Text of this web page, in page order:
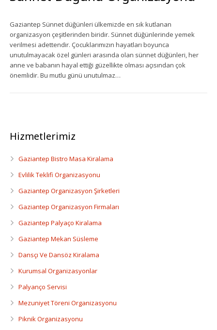
Palyanço Servisi
Kokteyl Organizasyonu
Kurumsal Organizasyonlar
Mezuniyet Töreni Organizasyonu
Gaziantep Bistro Masa Kiralama
Dansçı Ve Dansöz Kiralama
Gaziantep Organizasyon
Gaziantep Sünnet düğünleri ülkemizde en sık kutlanan
organizasyon çeşitlerinden biridir. Sünnet düğünlerinde yemek
verilmesi adettendir. Çocuklarımızın hayatları boyunca
unutulmayacak özel günleri arasında olan sünnet düğünleri, her
anne ve babanın hayal ettiği güzellikte olması açısından çok
önemlidir. Bu mutlu günü unutulmaz…
Hizmetlerimiz
Gaziantep Bistro Masa Kiralama
Evlilik Teklifi Organizasyonu
Gaziantep Organizasyon Şirketleri
Gaziantep Organizasyon Firmaları
Gaziantep Palyaço Kiralama
Gaziantep Mekan Süsleme
Dansçı Ve Dansöz Kiralama
Kurumsal Organizasyonlar
Palyanço Servisi
Mezuniyet Töreni Organizasyonu
Piknik Organizasyonu